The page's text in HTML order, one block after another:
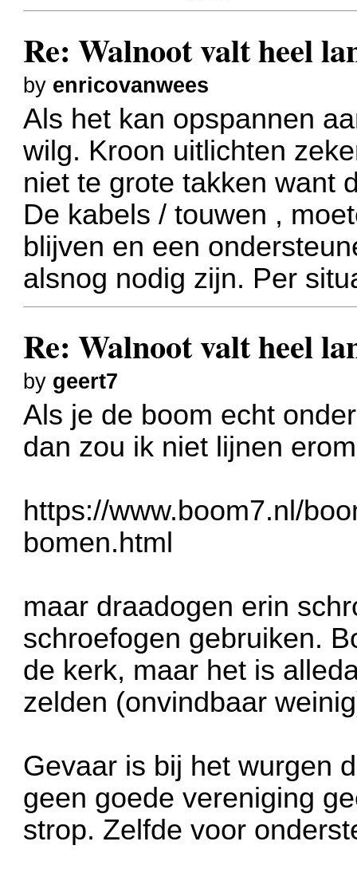
Re: Walnoot valt heel
by enricovanwees
Als het kan opspannen
wilg. Kroon uitlichten
niet te grote takken want
De kabels / touwen ,
blijven en een
alsnog nodig zijn. Per
Re: Walnoot valt heel
by geert7
Als je de boom echt
dan zou ik niet lijnen
https://www.boom7.nl/
bomen.html
maar draadogen erin
schroefogen gebruiken.
de kerk, maar het is
zelden (onvindbaar
Gevaar is bij het wurgen
geen goede vereniging
strop. Zelfde voor